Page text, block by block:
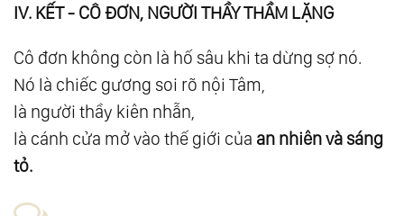
Mình Chưa Đủ
124.
Suy Ngẫm 24: Tình Yêu Thì Không Có Bài
Xích
125.Suy Ngẫm 25: Từ Bi Với Chính Mình - Cội
Nguồn Của Mọi Yêu Thương
IV. KẾT - CÔ ĐƠN, NGƯỜI THẦY THẦM LẶNG
Cô đơn không còn là hố sâu khi ta dừng sợ nó.
Nó là chiếc gương soi rõ nội Tâm,
là người thầy kiên nhẫn,
là cánh cửa mở vào thế giới của an nhiên và sáng
tỏ.